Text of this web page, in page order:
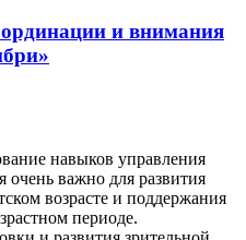
и внимания
навыков управления
очень важно для развития
возрасте и поддержания
периоде.